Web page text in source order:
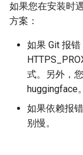
如果您在安装时
方案：
如果 Git 报错
式。另外，
huggingface。
如果依赖报
别慢。